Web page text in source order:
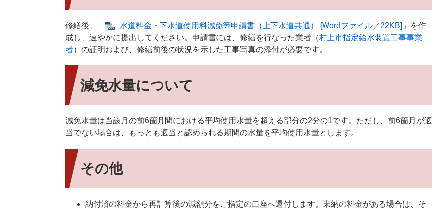
修繕後、「 水道料金・下水道使用料減免等申請書（上下水道共通） [Wordファイル／22KB] 」を作
成し、速やかに提出してください。申請書には、修繕を行なった業者（村上市指定給水装置工事事業
者）の証明および、修繕前後の状況を示した工事写真の添付が必要です。
減免水量について
減免水量は当該月の前6箇月間における平均使用水量を超える部分の2分の1です。ただし、前6箇月が適
当でない場合は、もっとも適当と認められる期間の水量を平均使用水量とします。
その他
納付済の料金から再計算後の減額分をご指定の口座へ還付します。未納の料金がある場合は、そ